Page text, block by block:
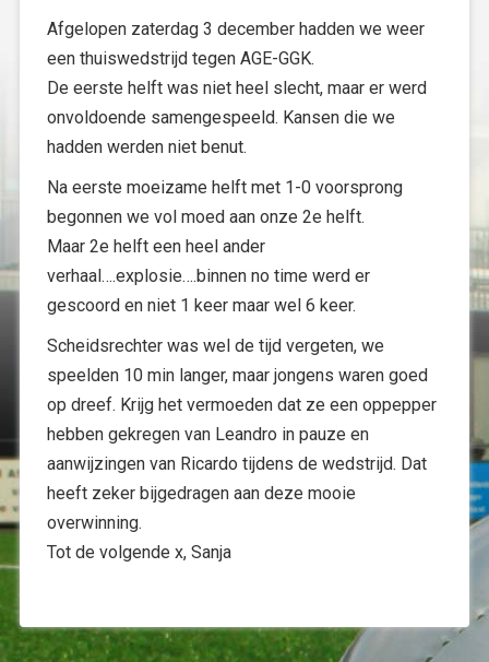
Afgelopen zaterdag 3 december hadden we weer
een thuiswedstrijd tegen AGE-GGK.
De eerste helft was niet heel slecht, maar er werd
onvoldoende samengespeeld. Kansen die we
hadden werden niet benut.
Na eerste moeizame helft met 1-0 voorsprong
begonnen we vol moed aan onze 2e helft.
Maar 2e helft een heel ander
verhaal….explosie….binnen no time werd er
gescoord en niet 1 keer maar wel 6 keer.
Scheidsrechter was wel de tijd vergeten, we
speelden 10 min langer, maar jongens waren goed
op dreef. Krijg het vermoeden dat ze een oppepper
hebben gekregen van Leandro in pauze en
aanwijzingen van Ricardo tijdens de wedstrijd. Dat
heeft zeker bijgedragen aan deze mooie
overwinning.
Tot de volgende x, Sanja